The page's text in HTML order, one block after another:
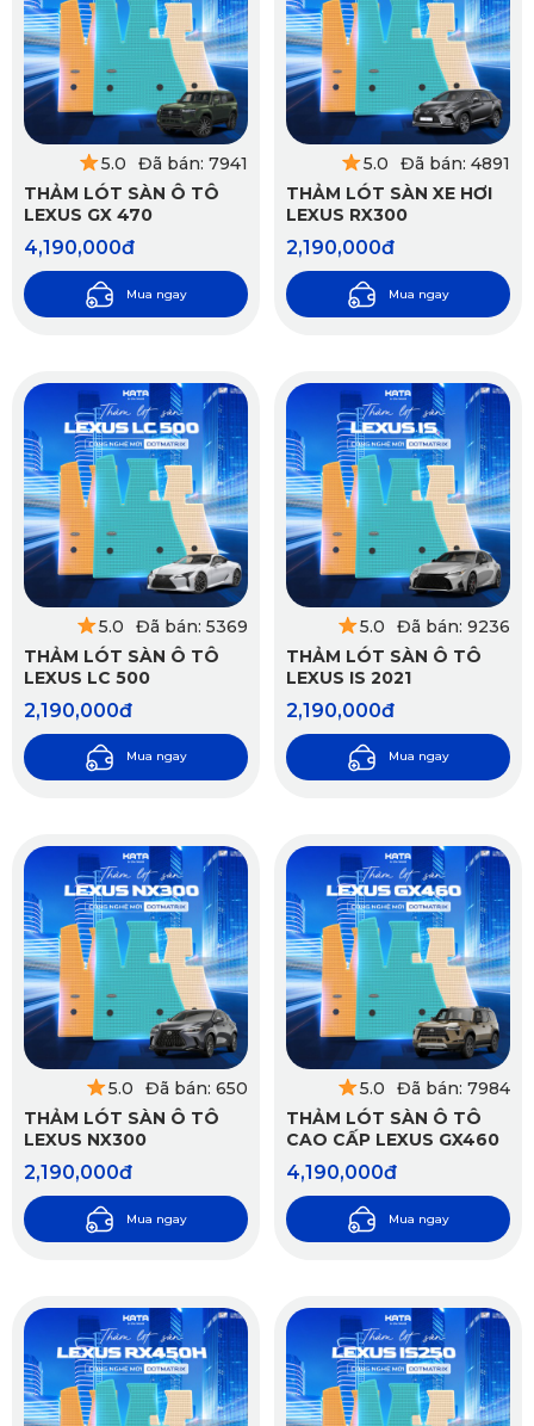
5.0
Đã bán: 7941
THẢM LÓT SÀN Ô TÔ
LEXUS GX 470
4,190,000đ
Mua ngay
5.0
Đã bán: 4891
THẢM LÓT SÀN XE HƠI
LEXUS RX300
2,190,000đ
Mua ngay
5.0
Đã bán: 5369
THẢM LÓT SÀN Ô TÔ
LEXUS LC 500
2,190,000đ
Mua ngay
5.0
Đã bán: 9236
THẢM LÓT SÀN Ô TÔ
LEXUS IS 2021
2,190,000đ
Mua ngay
5.0
Đã bán: 650
THẢM LÓT SÀN Ô TÔ
LEXUS NX300
2,190,000đ
Mua ngay
5.0
Đã bán: 7984
THẢM LÓT SÀN Ô TÔ
CAO CẤP LEXUS GX460
4,190,000đ
Mua ngay